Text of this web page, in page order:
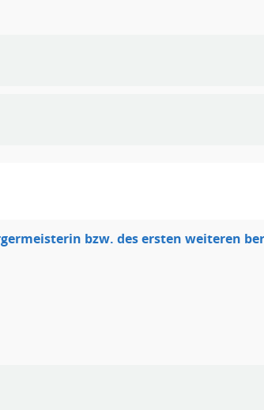
bzw. des ersten weiteren